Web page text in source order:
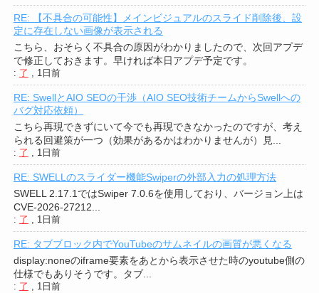
RE: 【不具合の可能性】メインビジュアルのスライド削除後、設
定に存在しない画像が表示される
こちら、おそらく不具合の原因がわかりましたので、次回アプデ
で修正しておきます。早ければ本日アプデ予定です。
: 了 , 1日前
RE: SwellとAIO SEOの干渉（AIO SEO技術チームからSwellへの
バグ対応依頼）
こちら再現できずにいて今でも再現できなかったのですが、考え
られる回避策が一つ（効果があるかはわかりませんが）見...
: 了 , 1日前
RE: SWELLのスライダー機能Swiperの外部入力の処理方法
SWELL 2.17.1ではSwiper 7.0.6を使用しており、バージョン上は
CVE-2026-27212...
: 了 , 1日前
RE: タブブロック内でYouTubeのサムネイルの画質が悪くなる
display:noneのiframe要素をあとから表示させた時のyoutube側の
仕様でもありそうです。タブ...
: 了 , 1日前